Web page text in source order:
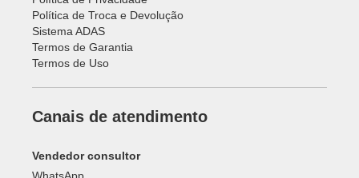
Canais de atendimento
Vendedor consultor
WhatsApp
(27) 3203-2540
0800 707 7670